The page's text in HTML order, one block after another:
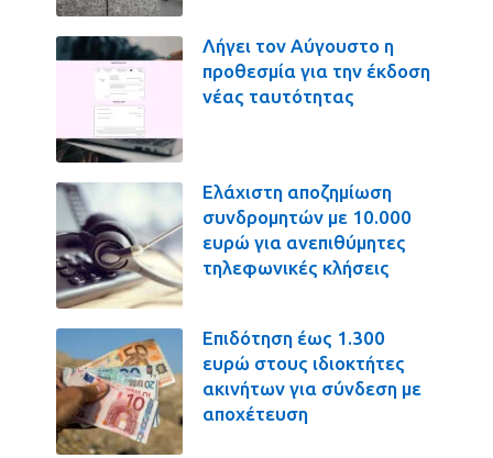
Λήγει τον Αύγουστο η
προθεσμία για την έκδοση
νέας ταυτότητας
Ελάχιστη αποζημίωση
συνδρομητών με 10.000
ευρώ για ανεπιθύμητες
τηλεφωνικές κλήσεις
Επιδότηση έως 1.300
ευρώ στους ιδιοκτήτες
ακινήτων για σύνδεση με
αποχέτευση